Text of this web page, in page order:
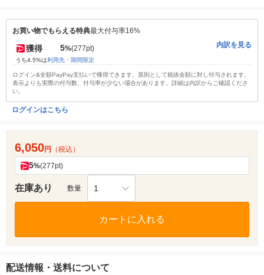
お買い物でもらえる特典最大付与率16%
獲得 5%(277pt)
うち4.5%は利用先・期間限定
内訳を見る
ログイン&全額PayPay支払いで獲得できます。原則として税抜金額に対し付与されます。
表示よりも実際の付与数、付与率が少ない場合があります。詳細は内訳からご確認くださ
い。
ログインはこちら
6,050円 （税込）
5%(277pt)
在庫あり 数量 1
カートに入れる
配送情報・送料について